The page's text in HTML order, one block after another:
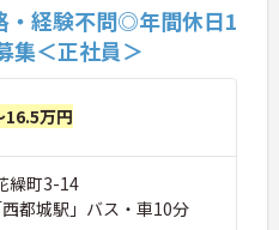
・経験不問◎年間休日1
集＜正社員＞
16.5万円
繰町3-14
都城駅」バス・車10分